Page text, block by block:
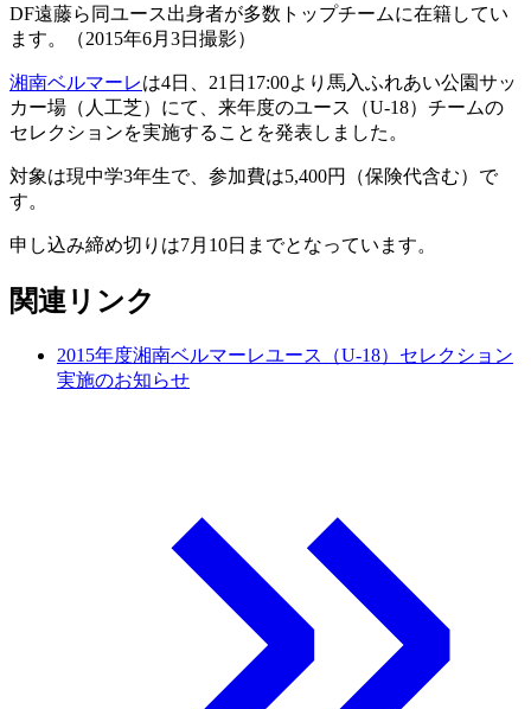
DF遠藤ら同ユース出身者が多数トップチームに在籍してい
ます。（2015年6月3日撮影）
湘南ベルマーレは4日、21日17:00より馬入ふれあい公園サッ
カー場（人工芝）にて、来年度のユース（U-18）チームの
セレクションを実施することを発表しました。
対象は現中学3年生で、参加費は5,400円（保険代含む）で
す。
申し込み締め切りは7月10日までとなっています。
関連リンク
2015年度湘南ベルマーレユース（U-18）セレクション
実施のお知らせ